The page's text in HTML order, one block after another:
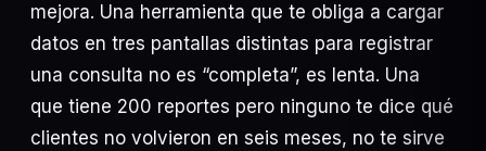
mejora. Una herramienta que te obliga a cargar
datos en tres pantallas distintas para registrar
una consulta no es “completa”, es lenta. Una
que tiene 200 reportes pero ninguno te dice qué
clientes no volvieron en seis meses, no te sirve